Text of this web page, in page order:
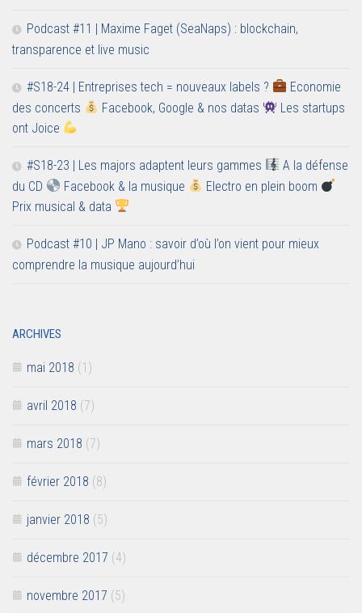
Podcast #11 | Maxime Faget (SeaNaps) : blockchain,
transparence et live music
#S18-24 | Entreprises tech = nouveaux labels ?
Economie
des concerts
Facebook, Google & nos datas
Les startups
ont Joice
#S18-23 | Les majors adaptent leurs gammes
A la défense
du CD
Facebook & la musique
Electro en plein boom
Prix musical & data
Podcast #10 | JP Mano : savoir d’où l’on vient pour mieux
comprendre la musique aujourd’hui
ARCHIVES
mai 2018 (1)
avril 2018 (7)
mars 2018 (7)
février 2018 (8)
janvier 2018 (5)
décembre 2017 (4)
novembre 2017 (5)